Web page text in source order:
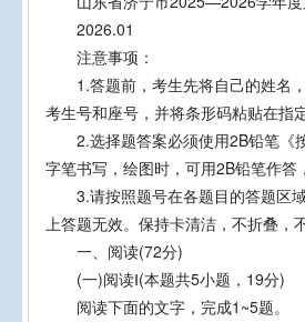
2026.01
注意事项：
1.答题前，考生先将自己的姓名，
考生号和座号，并将条形码粘贴在指
2.选择题答案必须使用2B铅笔《
字笔书写，绘图时，可用2B铅笔作答
3.请按照题号在各题目的答题区域
上答题无效。保持卡清洁，不折叠，
一、阅读(72分)
(一)阅读Ⅰ(本题共5小题，19分)
阅读下面的文字，完成1~5题。